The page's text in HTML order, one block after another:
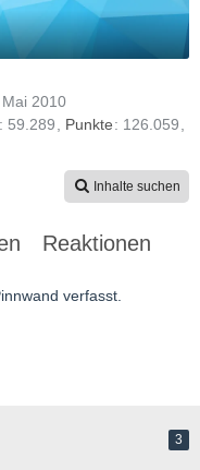
2010
59.289 Punkte
126.059
Inhalte suchen
Reaktionen
verfasst.
3